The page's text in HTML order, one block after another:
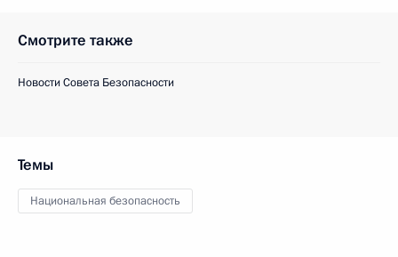
Смотрите также
Новости Совета Безопасности
Темы
Национальная безопасность